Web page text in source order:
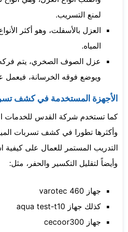
لمنع التسريب.
العزل بالأسفلت، وهو أكثر
المياه.
عزل الصوف الصخري، يتم
ويوضع فوقه الخرسانة، فيعمل
الأجهزة المستخدمة في كشف
كما تستخدم شركة القدس للخدمات
وأكثرها تطورا في كشف تسربات
التدريب المستمر للعمال على كيفية
وأيضاً لتقليل التكسير والحفر، مثل:
جهاز varotec 460
كذلك جهاز aqua test-t10
جهاز cecoor300